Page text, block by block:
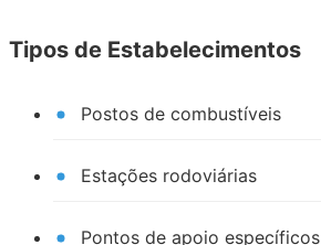
Tipos de Estabelecimentos
Postos de combustíveis
Estações rodoviárias
Pontos de apoio específicos